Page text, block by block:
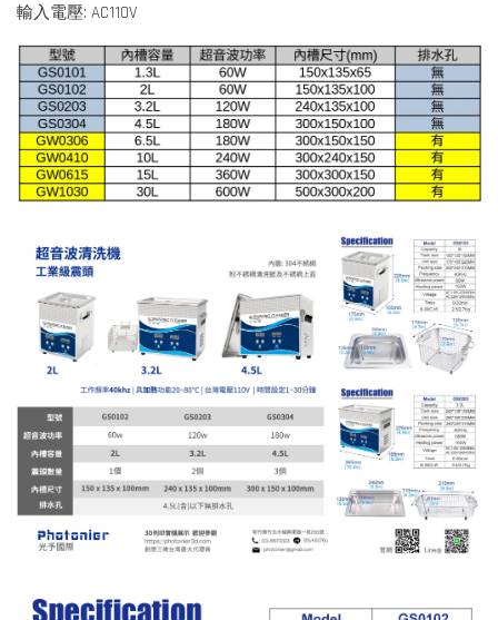
輸入電壓: AC110V